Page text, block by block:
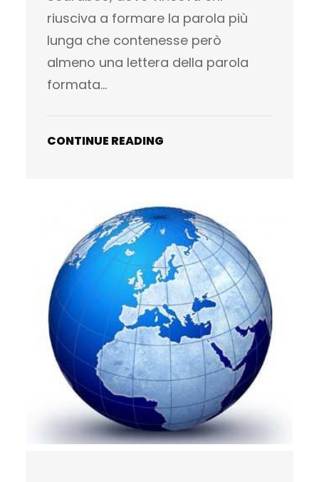
riusciva a formare la parola più
lunga che contenesse però
almeno una lettera della parola
formata…
CONTINUE READING